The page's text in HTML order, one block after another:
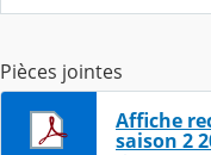
Pièces jointes
Affiche
saison 2